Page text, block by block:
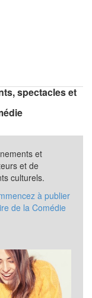
spectacles et
et
et de
culturels.
à publier
de la Comédie